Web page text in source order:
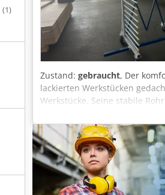
(1)
Zustand: gebraucht, Der
lackierten Werkstücken
Werkstücke. Seine stabile
je 17 inneren und äußeren
gleichmäßig verteilten Last
wahlweise herausnehmen
Nichtgebrauch lässt sich der
Kunststoffummantelte
1180 mm Höhe: 1855 mm
Rohre: 70 mm Tragkraft: 400